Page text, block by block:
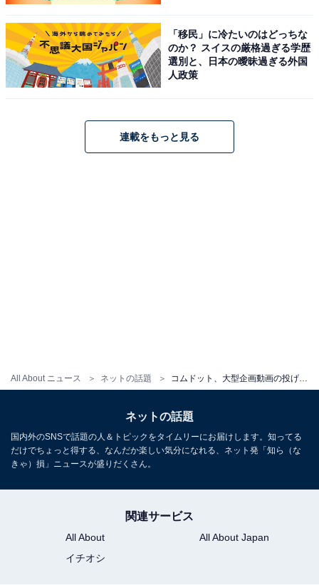
All About ニュース ネットの話題
「移民」に冷たいのはどっちな
のか？ スイスの厳格過ぎる学歴
選別と、日本の曖昧過ぎる外国
人政策
連載をもっと見る
ネットの話題
国内外のSNSで話題の人＆トピックをタイムリーにお届けします。知ってる
だけでちょっと得する、なんだか楽しい気分になれる、ネット発「知ら（な
きゃ）損」ニュースが盛りだくさん。
関連サービス
All About
All About Japan
イチオシ